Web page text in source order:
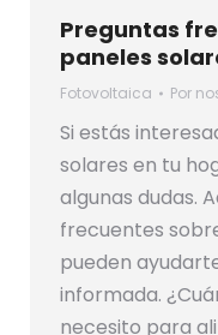
Preguntas
paneles
Fotovoltaica Por
Si estás
solares en tu
algunas dudas.
frecuentes
pueden
informada.
necesito para